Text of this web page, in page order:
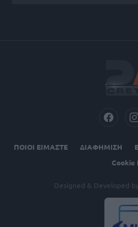
ΠΟΙΟΙ ΕΙΜΑΣΤΕ ΔΙΑΦΗΜΙΣΗ
Cookie
Designed & Developed by